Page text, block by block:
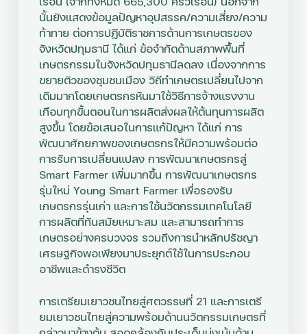
นั้นยังแสดงข้อมูลปัญหาอุปสรรค/ความเสี่ยง/ความ
ท้าทาย ต่อการปฏิบัติราชการด้านการเกษตรของ
จังหวัดปทุมธานี ได้แก่ ข้อจำกัดด้านสภาพพื้นที่
เกษตรกรรมในจังหวัดปทุมธานีลดลง เนื่องจากการ
ขยายตัวของชุมชนเมือง วิถีทำเกษตรเปลี่ยนไปจาก
เดิมมากโดยเกษตรกรหันมาใช้วิธีการจ้างแรงงาน
เกือบทุกขั้นตอนในการผลิตส่งผลให้ต้นทุนการผลิต
สูงขึ้น โดยข้อเสนอในการแก้ปัญหา ได้แก่ การ
พัฒนาศักยภาพของเกษตรกรให้มีความพร้อมต่อ
การรับการเปลี่ยนแปลง การพัฒนาเกษตรกรสู่
Smart Farmer เพิ่มมากขึ้น การพัฒนาเกษตรกร
รุ่นใหม่ Young Smart Farmer เพื่อรองรับ
เกษตรกรรุ่นเก่า และการใช้นวัตกรรมเทคโนโลยี
การผลิตที่ทันสมัยเหมาะสม และสามารถทำการ
เกษตรอย่างครบวงจร รวมถึงการนำหลักปรัชญา
เศรษฐกิจพอเพียงมาประยุกต์ใช้ในการประกอบ
อาชีพและดำรงชีวิต
การเตรียมเยาวชนไทยสู่ศตวรรษที่ 21 และการเตรี
ยมเยาวชนไทยสู่ความพร้อมด้านนวัตกรรมเกษตรที่